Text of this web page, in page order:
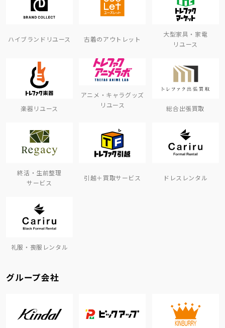
ハイブランドリユース 古着のアウトレット
大型家具・家電
リユース
楽器リユース
アニメ・キャラグッズ
リユース
総合出張買取
終活・生前整理
サービス
引越＋買取サービス ドレスレンタル
礼服・喪服レンタル
グループ会社